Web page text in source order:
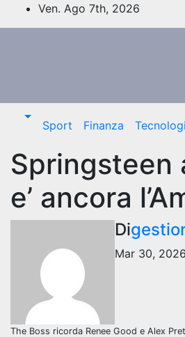
al
Ven. Ago 7th, 2026
Sport Finanza
Springsteen
e’ ancora
Di
Mar 30, 2026
The Boss ricorda Renee Good e Alex